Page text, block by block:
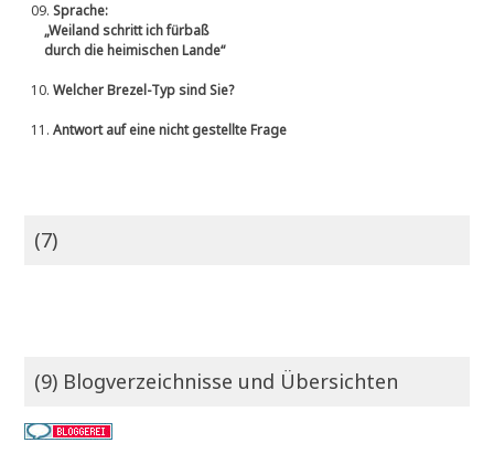
09.Sprache:
„Weiland schritt ich fürbaß
durch die heimischen Lande“
10.Welcher Brezel-Typ sind Sie?
11.Antwort auf eine nicht gestellte Frage
(7)
(9) Blogverzeichnisse und Übersichten